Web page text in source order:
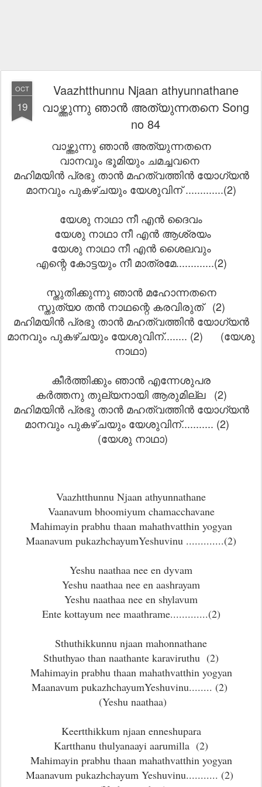
OCT
19
Vaazhtthunnu Njaan athyunnathane
വാഴ്ത്തുന്നു ഞാൻ അത്യുന്നതനെ Song
no 84
വാഴ്ത്തുന്നു ഞാൻ അത്യുന്നതനെ
വാനവും ഭൂമിയും ചമച്ചവനെ
മഹിമയിൻ പ്രഭു താൻ മഹത്വത്തിൻ യോഗ്യൻ
മാനവും പുകഴ്ചയും യേശുവിന് .............(2)
യേശു നാഥാ നീ എൻ ദൈവം
യേശു നാഥാ നീ എൻ ആശ്രയം
യേശു നാഥാ നീ എൻ ശൈലവും
എന്റെ കോട്ടയും നീ മാത്രമേ.............(2)
സ്തുതിക്കുന്നു ഞാൻ മഹോന്നതനെ
സ്തുത്യo തൻ നാഥന്റെ കരവിരുത് (2)
മഹിമയിൻ പ്രഭു താൻ മഹത്വത്തിൻ യോഗ്യൻ
മാനവും പുകഴ്ചയും യേശുവിന്........ (2) (യേശു
നാഥാ)
കീർത്തിക്കും ഞാൻ എന്നേശുപര
കർത്തനു തുല്യനായി ആരുമില്ല (2)
മഹിമയിൻ പ്രഭു താൻ മഹത്വത്തിൻ യോഗ്യൻ
മാനവും പുകഴ്ചയും യേശുവിന്........... (2)
(യേശു നാഥാ)
Vaazhtthunnu Njaan athyunnathane
Vaanavum bhoomiyum chamacchavane
Mahimayin prabhu thaan mahathvatthin yogyan
Maanavum pukazhchayumYeshuvinu .............(2)
Yeshu naathaa nee en dyvam
Yeshu naathaa nee en aashrayam
Yeshu naathaa nee en shylavum
Ente kottayum nee maathrame.............(2)
Sthuthikkunnu njaan mahonnathane
Sthuthyao than naathante karaviruthu (2)
Mahimayin prabhu thaan mahathvatthin yogyan
Maanavum pukazhchayumYeshuvinu........ (2)
(Yeshu naathaa)
Keertthikkum njaan enneshupara
Kartthanu thulyanaayi aarumilla (2)
Mahimayin prabhu thaan mahathvatthin yogyan
Maanavum pukazhchayum Yeshuvinu........... (2)